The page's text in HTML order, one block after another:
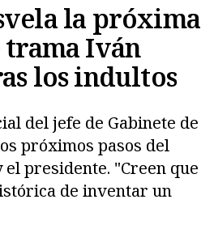
la próxima
Iván
los indultos
del jefe de Gabinete de
próximos pasos del
presidente. "Creen que
de inventar un